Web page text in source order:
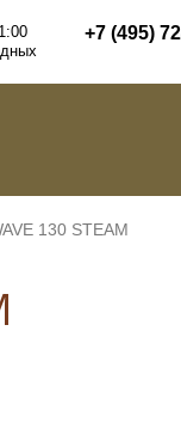
+7 (495)
130 STEAM